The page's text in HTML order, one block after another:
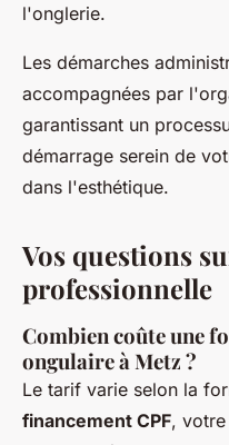
l'onglerie.
Les démarches
accompagnées par
garantissant un
démarrage serein de
dans l'esthétique.
Vos questions
professionnelle
Combien coûte une
ongulaire à Metz ?
Le tarif varie selon la
financement CPF,